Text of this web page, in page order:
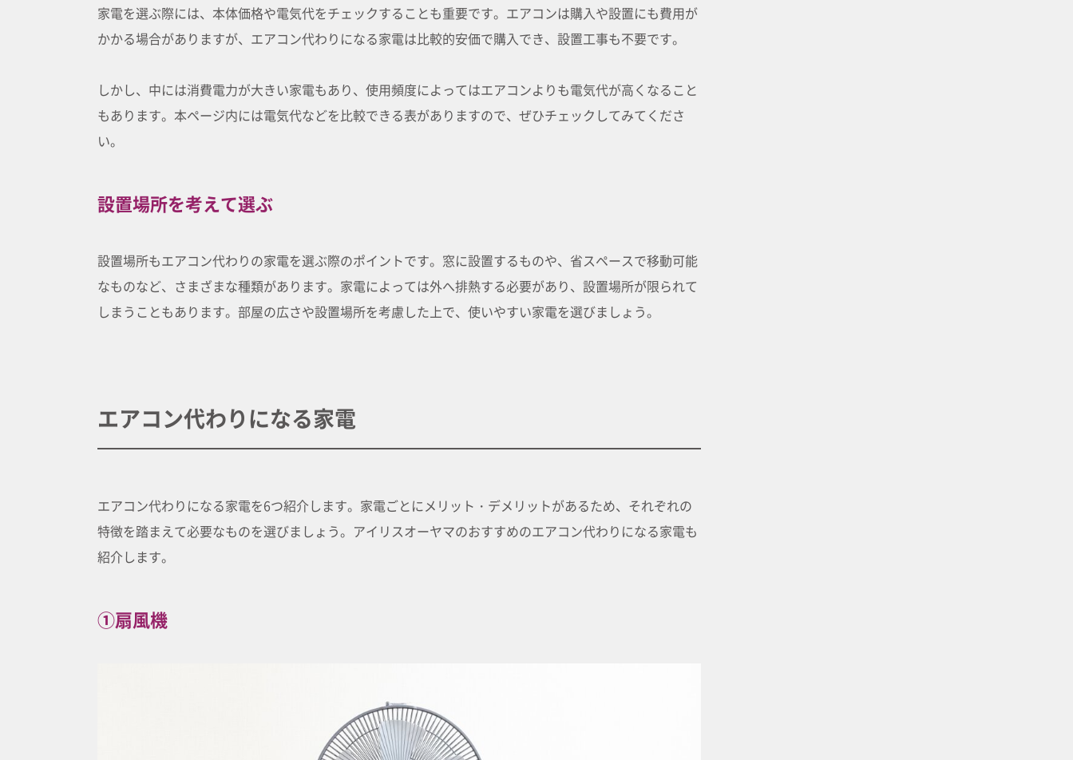
家電を選ぶ際には、本体価格や電気代をチェックすることも重要です。エアコンは購入や設置にも費用が
かかる場合がありますが、エアコン代わりになる家電は比較的安価で購入でき、設置工事も不要です。
しかし、中には消費電力が大きい家電もあり、使用頻度によってはエアコンよりも電気代が高くなること
もあります。本ページ内には電気代などを比較できる表がありますので、ぜひチェックしてみてくださ
い。
設置場所を考えて選ぶ
設置場所もエアコン代わりの家電を選ぶ際のポイントです。窓に設置するものや、省スペースで移動可能
なものなど、さまざまな種類があります。家電によっては外へ排熱する必要があり、設置場所が限られて
しまうこともあります。部屋の広さや設置場所を考慮した上で、使いやすい家電を選びましょう。
エアコン代わりになる家電
エアコン代わりになる家電を6つ紹介します。家電ごとにメリット・デメリットがあるため、それぞれの
特徴を踏まえて必要なものを選びましょう。アイリスオーヤマのおすすめのエアコン代わりになる家電も
紹介します。
①扇風機